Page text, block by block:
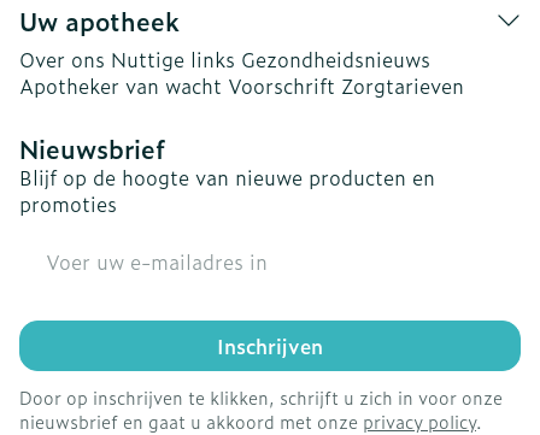
Uw apotheek
Over ons Nuttige links Gezondheidsnieuws
Apotheker van wacht Voorschrift Zorgtarieven
Nieuwsbrief
Blijf op de hoogte van nieuwe producten en
promoties
Inschrijven
Door op inschrijven te klikken, schrijft u zich in voor onze
nieuwsbrief en gaat u akkoord met onze privacy policy.